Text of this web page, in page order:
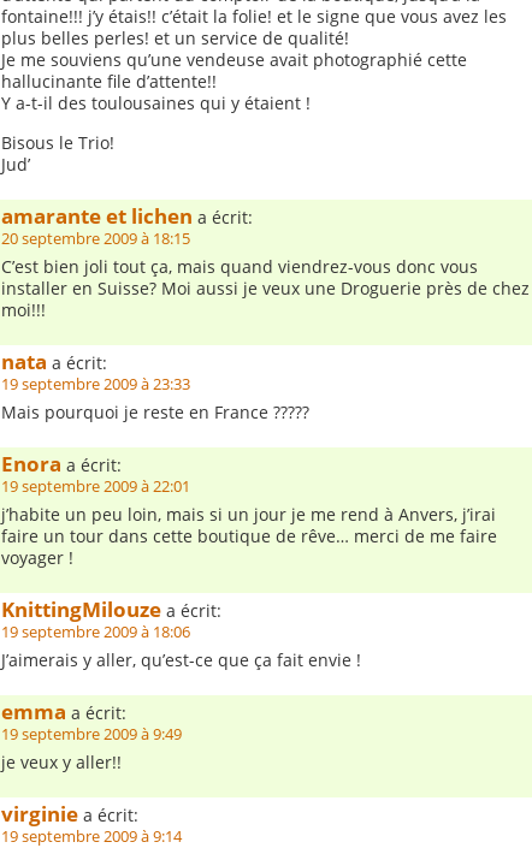
fontaine!!! j’y étais!! c’était la folie! et le signe que vous avez les
plus belles perles! et un service de qualité!
Je me souviens qu’une vendeuse avait photographié cette
hallucinante file d’attente!!
Y a-t-il des toulousaines qui y étaient !
Bisous le Trio!
Jud’
amarante et lichen a écrit:
20 septembre 2009 à 18:15
C’est bien joli tout ça, mais quand viendrez-vous donc vous
installer en Suisse? Moi aussi je veux une Droguerie près de chez
moi!!!
nata a écrit:
19 septembre 2009 à 23:33
Mais pourquoi je reste en France ?????
Enora a écrit:
19 septembre 2009 à 22:01
j’habite un peu loin, mais si un jour je me rend à Anvers, j’irai
faire un tour dans cette boutique de rêve… merci de me faire
voyager !
KnittingMilouze a écrit:
19 septembre 2009 à 18:06
J’aimerais y aller, qu’est-ce que ça fait envie !
emma a écrit:
19 septembre 2009 à 9:49
je veux y aller!!
virginie a écrit:
19 septembre 2009 à 9:14